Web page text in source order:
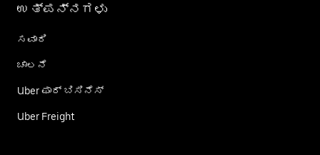
ಉತ್ಪನ್ನಗಳು
ಸವಾರಿ
ಚಾಲನೆ
Uber ಫಾರ್ ಬಿಸಿನೆಸ್
Uber Freight